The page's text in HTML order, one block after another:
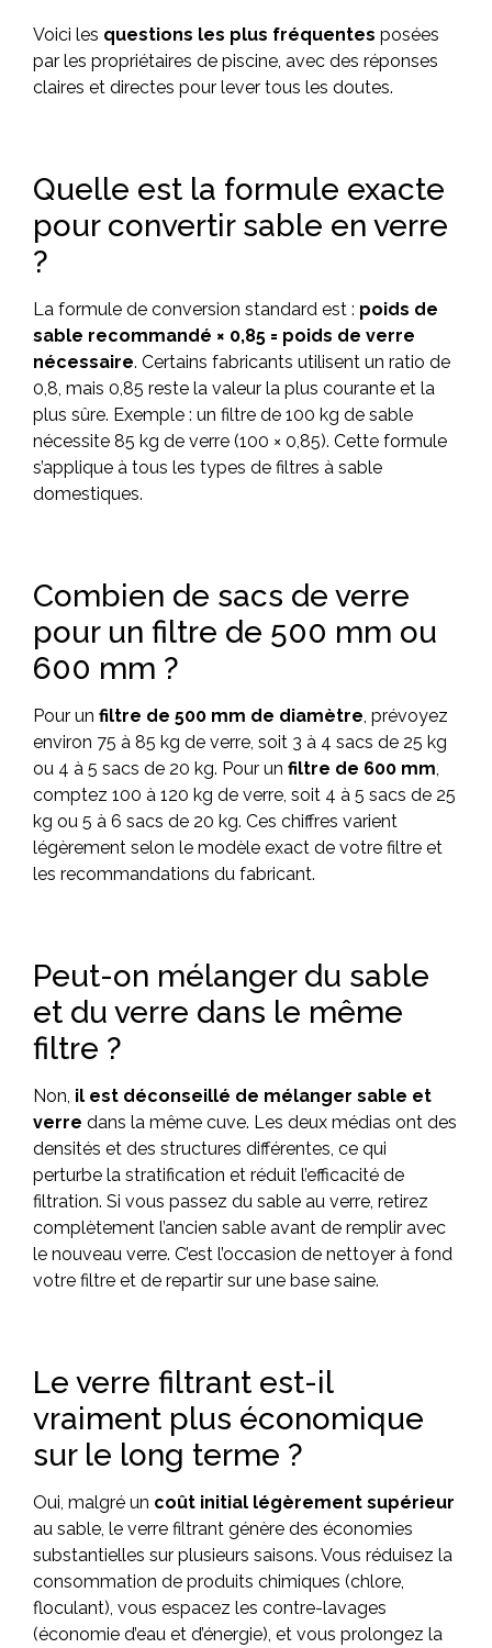
Voici les questions les plus fréquentes posées
par les propriétaires de piscine, avec des réponses
claires et directes pour lever tous les doutes.
Quelle est la formule exacte
pour convertir sable en verre
?
La formule de conversion standard est : poids de
sable recommandé × 0,85 = poids de verre
nécessaire. Certains fabricants utilisent un ratio de
0,8, mais 0,85 reste la valeur la plus courante et la
plus sûre. Exemple : un filtre de 100 kg de sable
nécessite 85 kg de verre (100 × 0,85). Cette formule
s’applique à tous les types de filtres à sable
domestiques.
Combien de sacs de verre
pour un filtre de 500 mm ou
600 mm ?
Pour un filtre de 500 mm de diamètre, prévoyez
environ 75 à 85 kg de verre, soit 3 à 4 sacs de 25 kg
ou 4 à 5 sacs de 20 kg. Pour un filtre de 600 mm,
comptez 100 à 120 kg de verre, soit 4 à 5 sacs de 25
kg ou 5 à 6 sacs de 20 kg. Ces chiffres varient
légèrement selon le modèle exact de votre filtre et
les recommandations du fabricant.
Peut-on mélanger du sable
et du verre dans le même
filtre ?
Non, il est déconseillé de mélanger sable et
verre dans la même cuve. Les deux médias ont des
densités et des structures différentes, ce qui
perturbe la stratification et réduit l’efficacité de
filtration. Si vous passez du sable au verre, retirez
complètement l’ancien sable avant de remplir avec
le nouveau verre. C’est l’occasion de nettoyer à fond
votre filtre et de repartir sur une base saine.
Le verre filtrant est-il
vraiment plus économique
sur le long terme ?
Oui, malgré un coût initial légèrement supérieur
au sable, le verre filtrant génère des économies
substantielles sur plusieurs saisons. Vous réduisez la
consommation de produits chimiques (chlore,
floculant), vous espacez les contre-lavages
(économie d’eau et d’énergie), et vous prolongez la